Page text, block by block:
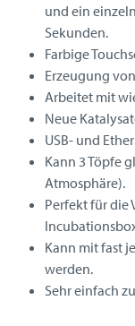
und ein
Sekunden.
Farbige
Erzeugung
Arbeitet mit
Neue
USB- und
Kann 3 Töpfe
Atmosphäre).
Perfekt für die
Kann mit fast
werden.
Sehr einfach